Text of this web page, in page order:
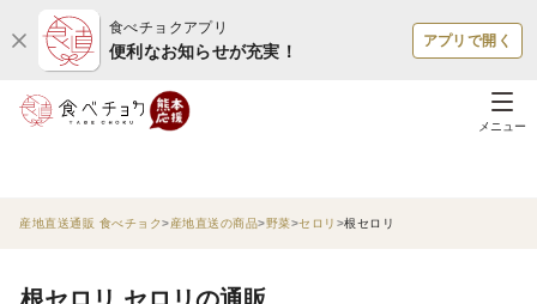
食べチョクアプリ
便利なお知らせが充実！
アプリで開く
メニュー
産地直送通販 食べチョク 産地直送の商品 野菜 セロリ 根セロリ